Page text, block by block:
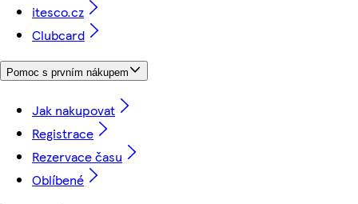
itesco.cz
Clubcard
Pomoc s prvním nákupem
Jak nakupovat
Registrace
Rezervace času
Oblíbené